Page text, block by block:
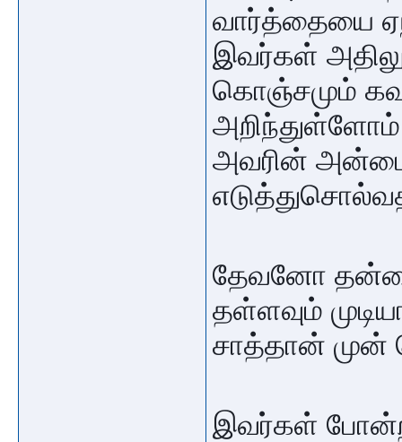
வார்த்தையை
இவர்கள்
கொஞ்சமும்
அவரின்
தேவனோ
தள்ளவும்
சாத்தான் முன்
இவர்கள்